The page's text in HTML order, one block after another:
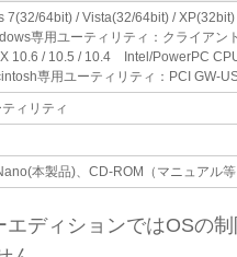
7(32/64bit) / Vista(32/64bit) /
専用ユーティリティ：クライアン
X 10.6 / 10.5 / 10.4 Intel/PowerPC
専用ユーティリティ：PCI GW-
ィリティ
本製品)、CD-ROM（マニュアル
ディションではOSの